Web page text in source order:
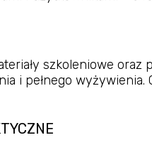
szkoleniowe
i pełnego wyżywienia.